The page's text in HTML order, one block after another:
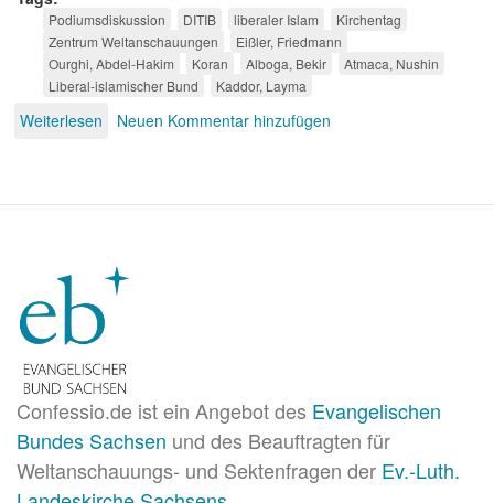
Podiumsdiskussion DITIB liberaler Islam
Kirchentag
Zentrum Weltanschauungen
Eißler, Friedmann
Ourghi, Abdel-Hakim
Koran Alboga, Bekir
Atmaca, Nushin
Liberal-islamischer Bund
Kaddor, Layma
Weiterlesen über
eine
Neuen Kommentar hinzufügen
Confessio.de ist ein Angebot des Evangelischen
Bundes Sachsen und des Beauftragten für
Weltanschauungs- und Sektenfragen der Ev.-Luth.